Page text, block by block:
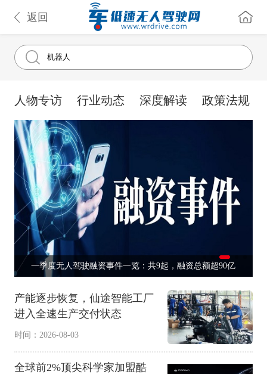
返回
人物专访 行业动态 深度解读 政策法规
一季度无人驾驶融资事件一览：共9起，融资总额超90亿
产能逐步恢复，仙途智能工厂
进入全速生产交付状态
时间：2026-08-03
全球前2%顶尖科学家加盟酷